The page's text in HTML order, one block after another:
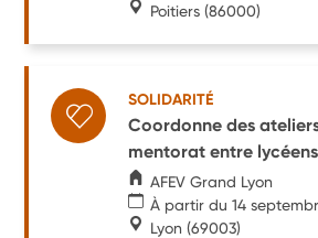
Poitiers (86000)
SOLIDARITÉ
Coordonne des
mentorat entre
AFEV Grand Lyon
À partir du 14
Lyon (69003)